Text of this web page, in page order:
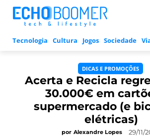
Tecnologia Cultura Jogos Sociedade
DICAS E PROMOÇÕES
Acerta e Recicla
30.000€ em
supermercado (e
elétricas)
por Alexandre Lopes 29/11/